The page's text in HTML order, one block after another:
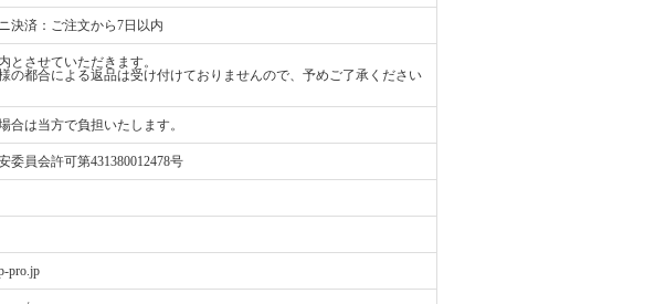
決済：ご注文から7日以内
とさせていただきます。
の都合による返品は受け付けておりませんので、予めご了承ください
合は当方で負担いたします。
員会許可第431380012478号
pro.jp